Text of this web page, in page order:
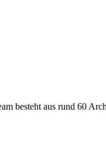
besteht aus rund 60